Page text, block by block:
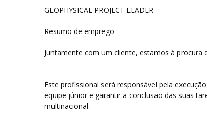
GEOPHYSICAL PROJECT LEADER
Resumo de emprego
Juntamente com um cliente, estamos à procura
Este profissional será responsável pela
equipe júnior e garantir a conclusão das suas
multinacional.